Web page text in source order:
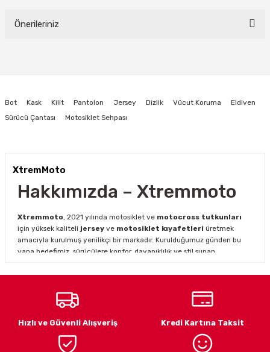
Önerileriniz
Ürün resmi kalitesiz, bozuk veya görüntülenemiyor.
Ürün fiyatı diğer sitelerden daha pahalı.
Bu ürüne benzer farklı alternatifler olmalı.
Bot Kask Kilit Pantolon Jersey Dizlik Vücut Koruma
Eldiven
Sürücü Çantası
Motosiklet Sehpası
XtremMoto
Hakkımızda – Xtremmoto
Xtremmoto, 2021 yılında motosiklet ve motocross tutkunları
için yüksek kaliteli jersey ve motosiklet kıyafetleri üretmek
amacıyla kurulmuş yenilikçi bir markadır. Kurulduğumuz günden bu
yana hedefimiz, sürücülere konfor, dayanıklılık ve stil sunan
karşılamak için genişleyen ürün yelpazemiz ile hem profesyonel
hem amatör sürücülere hitap ediyoruz.
Xtremmoto jersey
performansınızı desteklerken, zorlu arazi koşullarında maksimum
konfor sağlar.
Hızlı ve Güvenli Alışveriş Kredi Kartına Taksit